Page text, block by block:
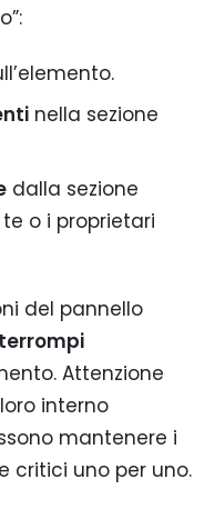
nella sezione
dalla sezione
o i proprietari
del pannello
Attenzione
interno
mantenere i
critici uno per uno.